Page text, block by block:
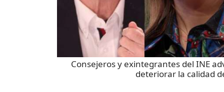
Consejeros y exintegrantes del INE
deteriorar la calidad